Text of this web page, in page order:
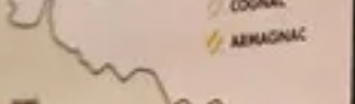
Cantine da visitare e degustazioni vini Savoia
Cantine da visitare e degustazioni vini Sud Ouest
Cantine da visitare e degustazioni vini Valle della Loira
Cantine da visitare e degustazioni vini Valle del Rodano
Cantine da visitare e degustazioni vini Beaune